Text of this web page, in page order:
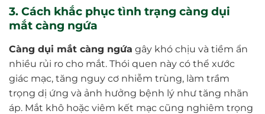
3. Cách khắc phục tình trạng càng dụi
mắt càng ngứa
Càng dụi mắt càng ngứa gây khó chịu và tiềm ẩn
nhiều rủi ro cho mắt. Thói quen này có thể xước
giác mạc, tăng nguy cơ nhiễm trùng, làm trầm
trọng dị ứng và ảnh hưởng bệnh lý như tăng nhãn
áp. Mắt khô hoặc viêm kết mạc cũng nghiêm trọng